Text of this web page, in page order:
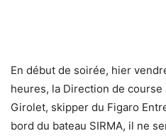
En début de soirée, hier
heures, la Direction de
Girolet, skipper du Figaro
bord du bateau SIRMA, il ne